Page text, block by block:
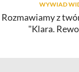
WYWIAD
Rozmawiamy z
"Klara.